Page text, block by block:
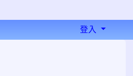
登入